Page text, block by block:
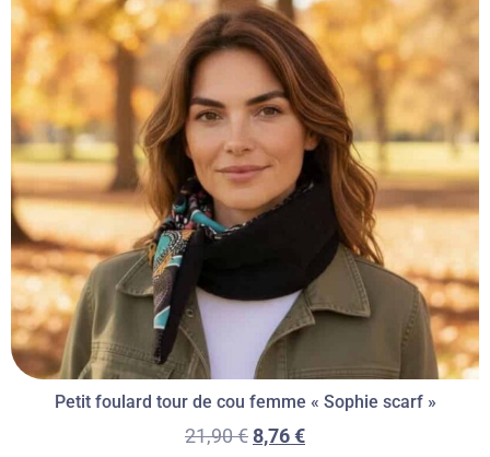
Petit foulard tour de cou femme « Sophie scarf »
21,90€ 8,76€